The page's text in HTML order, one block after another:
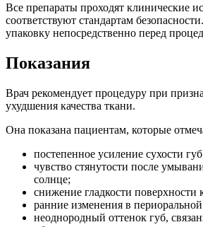
Все препараты проходят клинические
соответствуют стандартам
упаковку непосредственно перед
Показания
Врач рекомендует процедуру при
ухудшения качества ткани.
Она показана пациентам, которые
постепенное усиление сухости
чувство стянутости после
солнце;
снижение гладкости поверхности
ранние изменения в периоральной
неоднородный оттенок губ,